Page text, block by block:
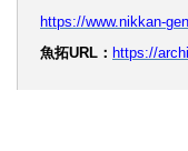
https://www.nikkan-
魚拓URL： https://